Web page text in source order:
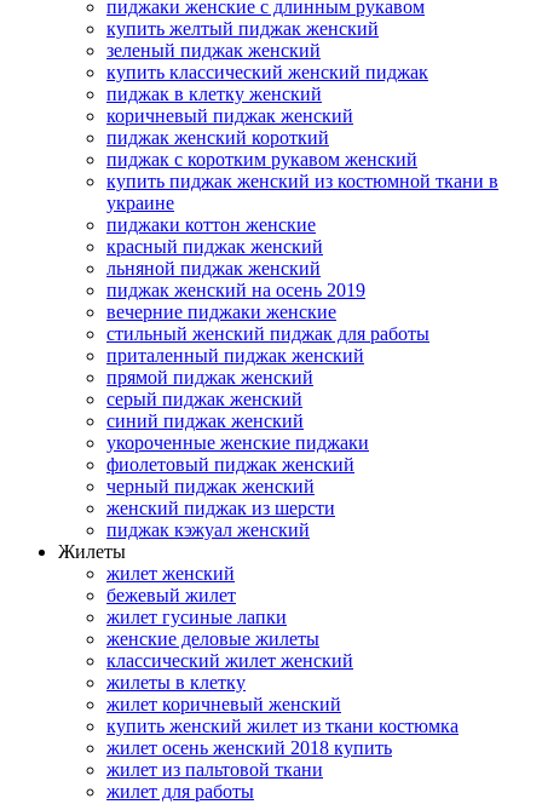
пиджаки женские с длинным рукавом
купить желтый пиджак женский
зеленый пиджак женский
купить классический женский пиджак
пиджак в клетку женский
коричневый пиджак женский
пиджак женский короткий
пиджак с коротким рукавом женский
купить пиджак женский из костюмной ткани в
украине
пиджаки коттон женские
красный пиджак женский
льняной пиджак женский
пиджак женский на осень 2019
вечерние пиджаки женские
стильный женский пиджак для работы
приталенный пиджак женский
прямой пиджак женский
серый пиджак женский
синий пиджак женский
укороченные женские пиджаки
фиолетовый пиджак женский
черный пиджак женский
женский пиджак из шерсти
пиджак кэжуал женский
Жилеты
жилет женский
бежевый жилет
жилет гусиные лапки
женские деловые жилеты
классический жилет женский
жилеты в клетку
жилет коричневый женский
купить женский жилет из ткани костюмка
жилет осень женский 2018 купить
жилет из пальтовой ткани
жилет для работы